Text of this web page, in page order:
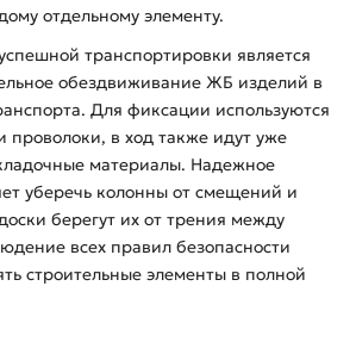
отдельному элементу.
транспортировки является
обездвиживание ЖБ изделий в
Для фиксации используются
проволоки, в ход также идут уже
материалы. Надежное
уберечь колонны от смещений и
берегут их от трения между
всех правил безопасности
строительные элементы в полной